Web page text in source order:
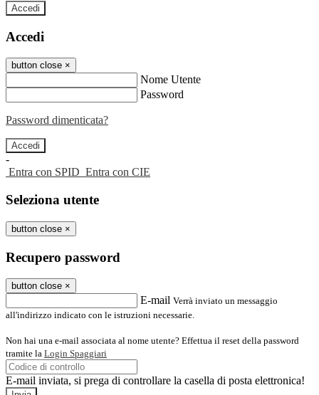
Accedi
Accedi
button close ×
Nome Utente
Password
Password dimenticata?
-
Entra con SPID Entra con CIE
Seleziona utente
button close ×
Recupero password
button close ×
E-mail Verrà inviato un messaggio
all'indirizzo indicato con le istruzioni necessarie.
Non hai una e-mail associata al nome utente? Effettua il reset della password
tramite la Login Spaggiari
E-mail inviata, si prega di controllare la casella di posta elettronica!